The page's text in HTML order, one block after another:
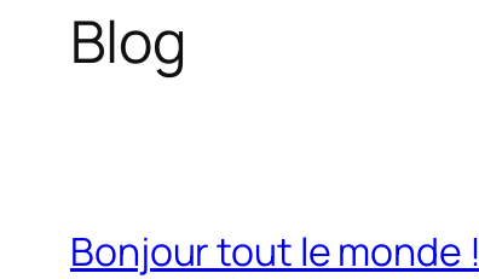
Blog
Bonjour tout le monde !